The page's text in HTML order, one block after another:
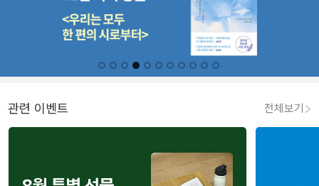
관련 이벤트 전체보기